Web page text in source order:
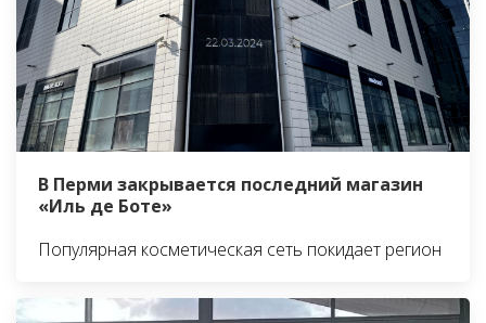
В Перми закрывается последний магазин
«Иль де Боте»
Популярная косметическая сеть покидает регион